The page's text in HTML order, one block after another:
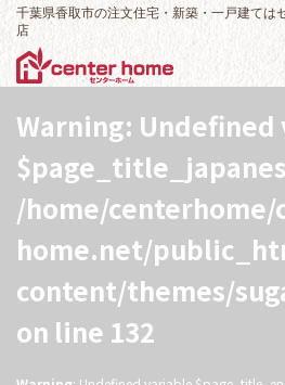
千葉県香取市の注文住宅・新築・一戸建ては
店
Warning:
/home/centerhome/
home.net/
content/themes/
on line 132